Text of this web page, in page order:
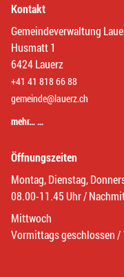
Kontakt
Gemeindeverwaltung
Husmatt 1
6424 Lauerz
+41 41 818 66 88
gemeinde@lauerz.ch
mehr… …
Öffnungszeiten
Montag, Dienstag,
08.00-11.45 Uhr /
Mittwoch
Vormittags geschlossen /